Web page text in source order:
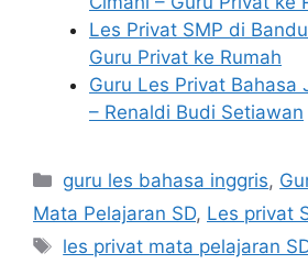
Les Privat SMP di
Guru Privat ke Rumah
Guru Les Privat Bahasa
– Renaldi Budi Setiawan
Categories
guru les bahasa inggris,
Mata Pelajaran SD, Les privat
Tags
les privat mata pelajaran